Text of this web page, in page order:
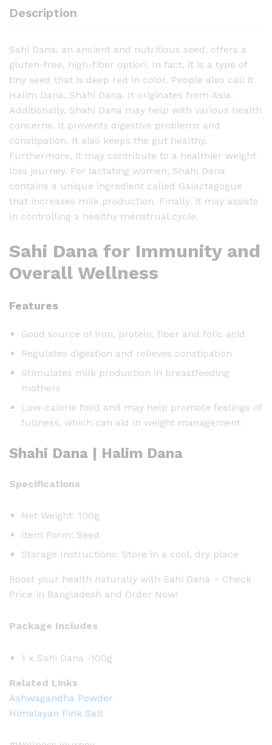
-
0
g
q
u
a
n
t
i
t
y
Description
Sahi Dana, an ancient and nutritious seed, offers a
gluten-free, high-fiber option. In fact, it is a type of
tiny seed that is deep red in color. People also call it
Halim Dana, Shahi Dana. It originates from Asia.
Additionally, Shahi Dana may help with various health
concerns. It prevents digestive problems and
constipation. It also keeps the gut healthy.
Furthermore, it may contribute to a healthier weight
loss journey. For lactating women, Shahi Dana
contains a unique ingredient called Galactagogue
that increases milk production. Finally, it may assists
in controlling a healthy menstrual cycle.
Sahi Dana for Immunity and
Overall Wellness
Features
Good source of iron, protein, fiber and folic acid
Regulates digestion and relieves constipation
Stimulates milk production in breastfeeding
mothers
Low-calorie food and may help promote feelings of
fullness, which can aid in weight management
Shahi Dana | Halim Dana
Specifications
Net Weight: 100g
Item Form: Seed
Storage Instructions: Store in a cool, dry place
Boost your health naturally with Sahi Dana – Check
Price in Bangladesh and Order Now!
Package Includes
1 x Sahi Dana -100g
Related Links
Ashwagandha Powder
Himalayan Pink Salt